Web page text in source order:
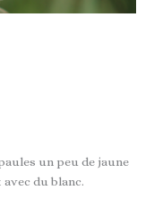
un peu de jaune
du blanc.